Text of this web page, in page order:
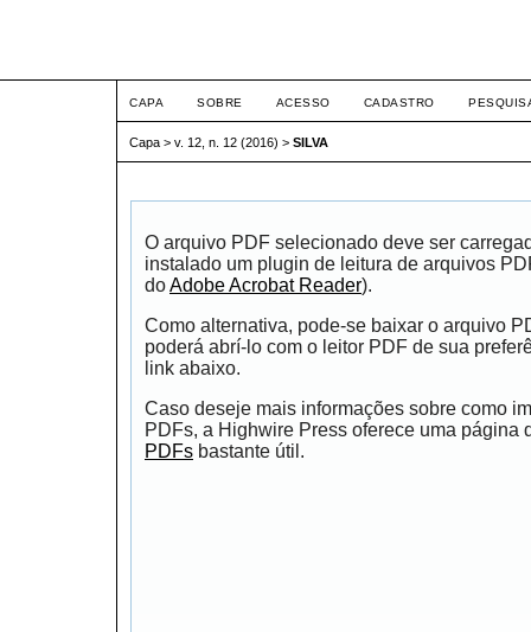
CAPA SOBRE ACESSO CADASTRO
Capa > v. 12, n. 12 (2016) > SILVA
O arquivo PDF selecionado deve ser
instalado um plugin de leitura de arquivos
doAdobe Acrobat Reader).
Como alternativa, pode-se baixar o arquivo
poderá abrí-lo com o leitor PDF de sua
link abaixo.
Caso deseje mais informações sobre como
PDFs, a Highwire Press oferece uma página
PDFs bastante útil.